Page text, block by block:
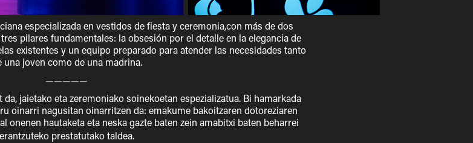
especializada en vestidos de fiesta y ceremonia,con más de dos
pilares fundamentales: la obsesión por el detalle en la elegancia de
existentes y un equipo preparado para atender las necesidades tanto
una joven como de una madrina.
—————
jaietako eta zeremoniako soinekoetan espezializatua. Bi hamarkada
oinarri nagusitan oinarritzen da: emakume bakoitzaren dotoreziaren
onenen hautaketa eta neska gazte baten zein amabitxi baten beharrei
erantzuteko prestatutako taldea.